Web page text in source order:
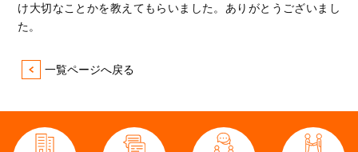
け大切なことかを教えてもらいました。ありがとうございまし
た。
一覧ページへ戻る